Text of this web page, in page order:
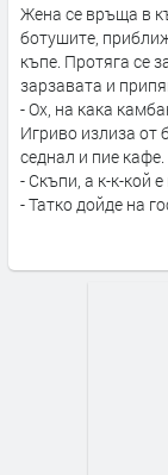
Жена се връща в
ботушите,
къпе. Протяга се
зарзавата и
- Ох, на кака
Игриво излиза от
седнал и пие кафе.
- Скъпи, а к-к-кой
- Татко дойде на